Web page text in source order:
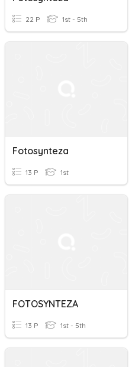
22 P 1st - 5th
Fotosynteza
13 P 1st
FOTOSYNTEZA
13 P 1st - 5th